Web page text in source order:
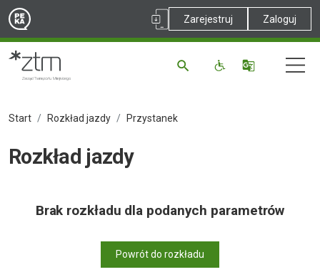
Zarejestruj Zaloguj
Start Rozkład jazdy Przystanek
Rozkład jazdy
Brak rozkładu dla podanych parametrów
Powrót do rozkładu